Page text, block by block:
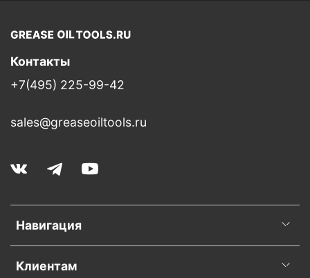
Навигация
Клиентам
Контакты
+7(495) 225-99-42
sales@greaseoiltools.ru